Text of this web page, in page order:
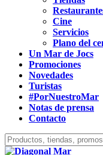
Cine
Servicios
Plano del
Un Mar de Jocs
Promociones
Novedades
Turistas
#PorNuestroMar
Notas de prensa
Contacto